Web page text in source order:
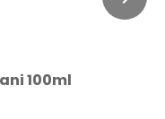
100ml